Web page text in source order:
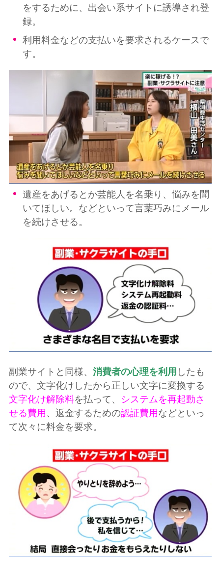
をするために、出会い系サイトに誘導され登
録。
利用料金などの支払いを要求されるケースで
す。
遺産をあげるとか芸能人を名乗り、悩みを聞
いてほしい。などといって言葉巧みにメール
を続けさせる。
副業サイトと同様、 消費者の心理を利用 したも
ので、文字化けしたから正しい文字に変換する
文字化け解除料を払って、
システムを再起動さ
せる費用、返金するための認証費用などといっ
て次々に料金を要求。